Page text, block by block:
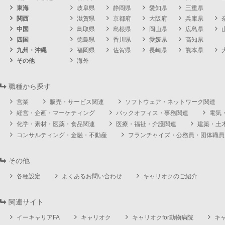
東海
岐阜県 静岡県 愛知県
三重県
関西
滋賀県 京都府 大阪府 兵庫県
中国
鳥取県 島根県 岡山県 広島県
四国
徳島県 香川県 愛媛県
高知県
九州・沖縄
福岡県 佐賀県 長崎県 熊本県
その他
海外
職種から探す
営業 販売・サービス関連
ソフトウェア・ネットワーク関連
経営・企画・マーケティング
バックオフィス・事務関連
電気
化学・素材・医薬・食品関連
医療・福祉・介護関連
建築・土
コンサルティング・金融・不動産
フランチャイズ・公務員・団体職
その他
各種設定 よくあるお問い合わせ キャリオクのご紹介
関連サイト
イーキャリアFA キャリオク キャリオクfor動物病院 キ